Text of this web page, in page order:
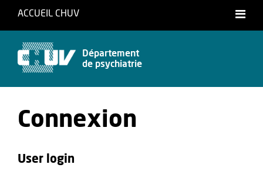
ACCUEIL CHUV
Département
de psychiatrie
Connexion
User login